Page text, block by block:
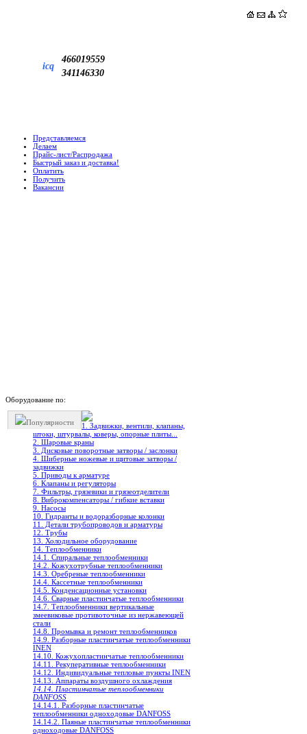
icq
466019559
341146330
Представляемся
Делаем
Прайс-лист/Распродажа
Быстрый заказ и доставка!
Оплатить
Получить
Вакансии
Оборудование по:
Популярности
1. Задвижки, вентили, клапаны,
штоки, штурвалы, коверы, опорные плиты...
2. Шаровые краны
3. Дисковые поворотные затворы / заслонки
4. Шиберные ножевые и щитовые затворы /
задвижки
5. Приводы к арматуре
6. Клапаны и регуляторы
7. Фильтры, грязевики и грязеотделители
8. Виброкомпенсаторы / гибкие вставки
9. Насосы
10. Гидранты и водоразборные колонки
11. Детали трубопроводов и арматуры
12. Трубы
13. Холодильное oборудование
14. Теплообменники
14.1. Спиральные теплообменники
14.2. Кожухотрубные теплообменники
14.3. Оребреные теплообменники
14.4. Кассетные теплообменники
14.5. Конденсационные установки
14.6. Сварные пластинчатые теплообменники
14.7. Теплообменники вертикальные
змеевиковые противоточные из нержавеющей
стали
14.8. Промывка и ремонт теплообменников
14.9. Разборные пластинчатые теплообменники
INEN
14.10. Кожухопластинчатые теплообменники
14.11. Рекуперативные теплообменники
14.12. Индивидуальные тепловые пункты INEN
14.13. Аппараты воздушного охлаждения
14.14. Пластинчатые теплообменники
DANFOSS
14.14.1. Разборные пластинчатые
теплообменники одноходовые DANFOSS
14.14.2. Паяные пластинчатые теплообменники
одноходовые DANFOSS